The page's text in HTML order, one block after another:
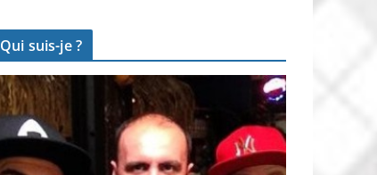
Qui suis-je ?